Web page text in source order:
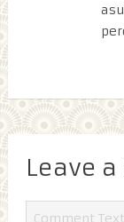
Leave a